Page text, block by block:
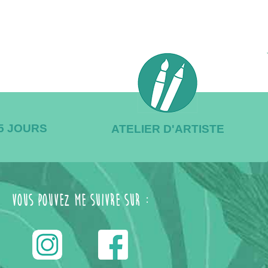
JOURS ATELIER D'ARTISTE
Vous pouvez me suivre sur :
------